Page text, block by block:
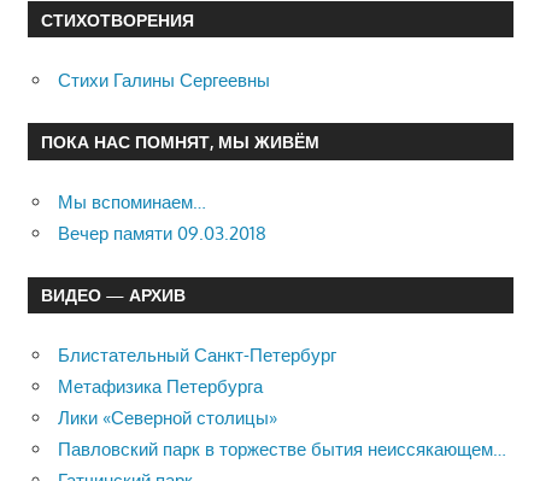
СТИХОТВОРЕНИЯ
Стихи Галины Сергеевны
ПОКА НАС ПОМНЯТ, МЫ ЖИВЁМ
Мы вспоминаем…
Вечер памяти 09.03.2018
ВИДЕО — АРХИВ
Блистательный Санкт-Петербург
Метафизика Петербурга
Лики «Северной столицы»
Павловский парк в торжестве бытия неиссякающем…